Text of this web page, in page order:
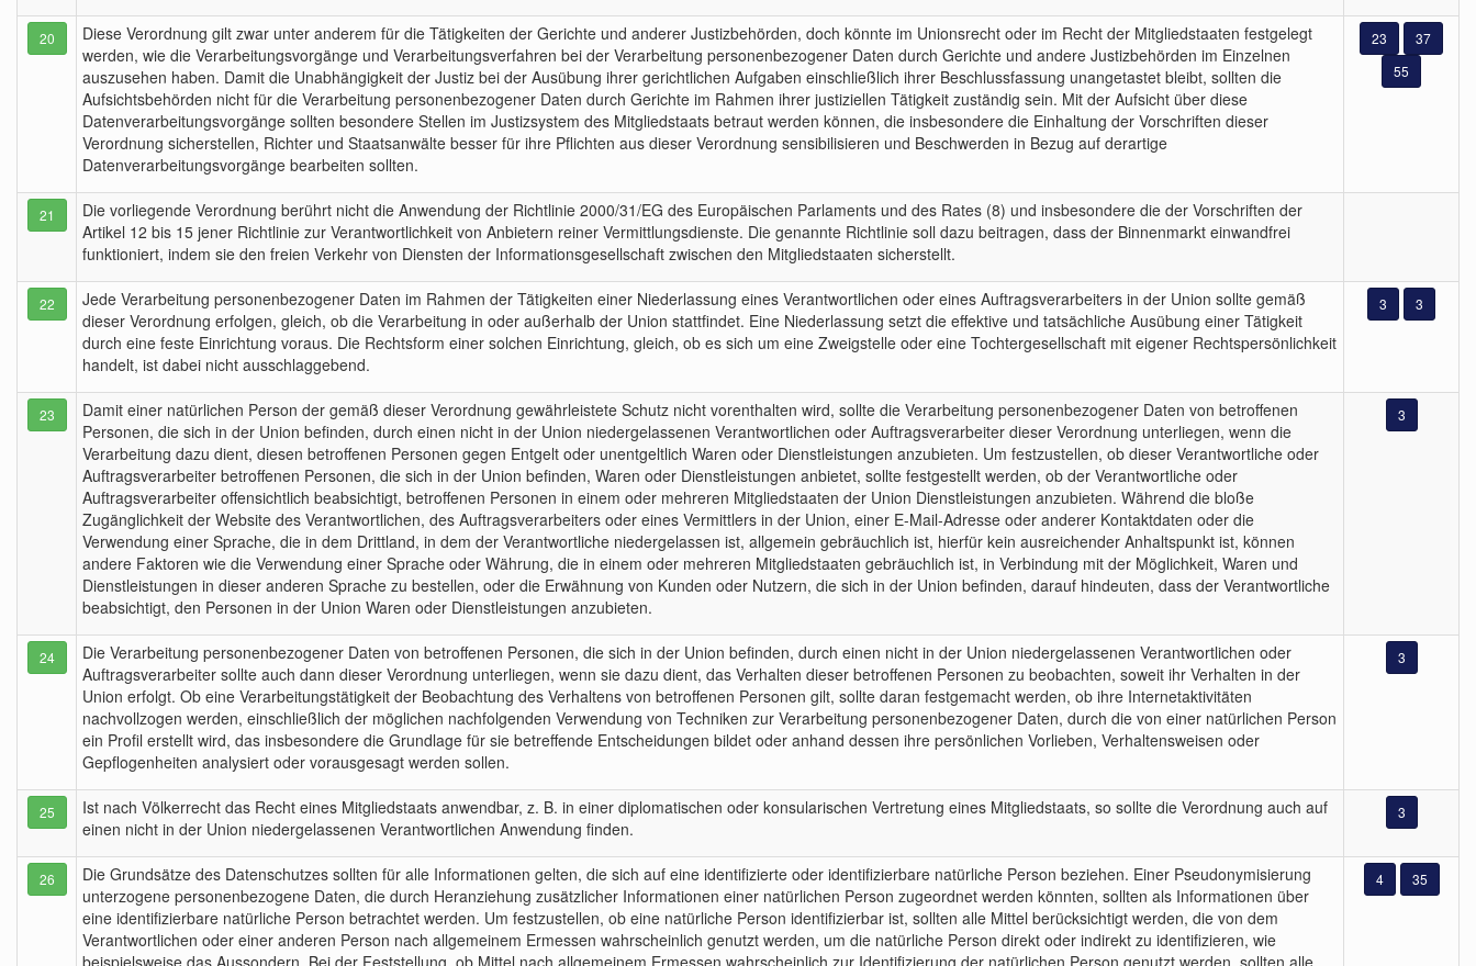
20
Diese Verordnung gilt zwar unter anderem für die Tätigkeiten der Gerichte und anderer Justizbehörden, doch könnte im Unionsrecht oder im Recht der Mitgliedstaaten festgelegt
werden, wie die Verarbeitungsvorgänge und Verarbeitungsverfahren bei der Verarbeitung personenbezogener Daten durch Gerichte und andere Justizbehörden im Einzelnen
auszusehen haben. Damit die Unabhängigkeit der Justiz bei der Ausübung ihrer gerichtlichen Aufgaben einschließlich ihrer Beschlussfassung unangetastet bleibt, sollten die
Aufsichtsbehörden nicht für die Verarbeitung personenbezogener Daten durch Gerichte im Rahmen ihrer justiziellen Tätigkeit zuständig sein. Mit der Aufsicht über diese
Datenverarbeitungsvorgänge sollten besondere Stellen im Justizsystem des Mitgliedstaats betraut werden können, die insbesondere die Einhaltung der Vorschriften dieser
Verordnung sicherstellen, Richter und Staatsanwälte besser für ihre Pflichten aus dieser Verordnung sensibilisieren und Beschwerden in Bezug auf derartige
Datenverarbeitungsvorgänge bearbeiten sollten.
23
37
55
21
Die vorliegende Verordnung berührt nicht die Anwendung der Richtlinie 2000/31/EG des Europäischen Parlaments und des Rates (8) und insbesondere die der Vorschriften der
Artikel 12 bis 15 jener Richtlinie zur Verantwortlichkeit von Anbietern reiner Vermittlungsdienste. Die genannte Richtlinie soll dazu beitragen, dass der Binnenmarkt einwandfrei
funktioniert, indem sie den freien Verkehr von Diensten der Informationsgesellschaft zwischen den Mitgliedstaaten sicherstellt.
22
Jede Verarbeitung personenbezogener Daten im Rahmen der Tätigkeiten einer Niederlassung eines Verantwortlichen oder eines Auftragsverarbeiters in der Union sollte gemäß
dieser Verordnung erfolgen, gleich, ob die Verarbeitung in oder außerhalb der Union stattfindet. Eine Niederlassung setzt die effektive und tatsächliche Ausübung einer Tätigkeit
durch eine feste Einrichtung voraus. Die Rechtsform einer solchen Einrichtung, gleich, ob es sich um eine Zweigstelle oder eine Tochtergesellschaft mit eigener Rechtspersönlichkeit
handelt, ist dabei nicht ausschlaggebend.
3 3
23
Damit einer natürlichen Person der gemäß dieser Verordnung gewährleistete Schutz nicht vorenthalten wird, sollte die Verarbeitung personenbezogener Daten von betroffenen
Personen, die sich in der Union befinden, durch einen nicht in der Union niedergelassenen Verantwortlichen oder Auftragsverarbeiter dieser Verordnung unterliegen, wenn die
Verarbeitung dazu dient, diesen betroffenen Personen gegen Entgelt oder unentgeltlich Waren oder Dienstleistungen anzubieten. Um festzustellen, ob dieser Verantwortliche oder
Auftragsverarbeiter betroffenen Personen, die sich in der Union befinden, Waren oder Dienstleistungen anbietet, sollte festgestellt werden, ob der Verantwortliche oder
Auftragsverarbeiter offensichtlich beabsichtigt, betroffenen Personen in einem oder mehreren Mitgliedstaaten der Union Dienstleistungen anzubieten. Während die bloße
Zugänglichkeit der Website des Verantwortlichen, des Auftragsverarbeiters oder eines Vermittlers in der Union, einer E-Mail-Adresse oder anderer Kontaktdaten oder die
Verwendung einer Sprache, die in dem Drittland, in dem der Verantwortliche niedergelassen ist, allgemein gebräuchlich ist, hierfür kein ausreichender Anhaltspunkt ist, können
andere Faktoren wie die Verwendung einer Sprache oder Währung, die in einem oder mehreren Mitgliedstaaten gebräuchlich ist, in Verbindung mit der Möglichkeit, Waren und
Dienstleistungen in dieser anderen Sprache zu bestellen, oder die Erwähnung von Kunden oder Nutzern, die sich in der Union befinden, darauf hindeuten, dass der Verantwortliche
beabsichtigt, den Personen in der Union Waren oder Dienstleistungen anzubieten.
3
24
Die Verarbeitung personenbezogener Daten von betroffenen Personen, die sich in der Union befinden, durch einen nicht in der Union niedergelassenen Verantwortlichen oder
Auftragsverarbeiter sollte auch dann dieser Verordnung unterliegen, wenn sie dazu dient, das Verhalten dieser betroffenen Personen zu beobachten, soweit ihr Verhalten in der
Union erfolgt. Ob eine Verarbeitungstätigkeit der Beobachtung des Verhaltens von betroffenen Personen gilt, sollte daran festgemacht werden, ob ihre Internetaktivitäten
nachvollzogen werden, einschließlich der möglichen nachfolgenden Verwendung von Techniken zur Verarbeitung personenbezogener Daten, durch die von einer natürlichen Person
ein Profil erstellt wird, das insbesondere die Grundlage für sie betreffende Entscheidungen bildet oder anhand dessen ihre persönlichen Vorlieben, Verhaltensweisen oder
Gepflogenheiten analysiert oder vorausgesagt werden sollen.
3
25
Ist nach Völkerrecht das Recht eines Mitgliedstaats anwendbar, z. B. in einer diplomatischen oder konsularischen Vertretung eines Mitgliedstaats, so sollte die Verordnung auch auf
einen nicht in der Union niedergelassenen Verantwortlichen Anwendung finden.
3
26
Die Grundsätze des Datenschutzes sollten für alle Informationen gelten, die sich auf eine identifizierte oder identifizierbare natürliche Person beziehen. Einer Pseudonymisierung
unterzogene personenbezogene Daten, die durch Heranziehung zusätzlicher Informationen einer natürlichen Person zugeordnet werden könnten, sollten als Informationen über
eine identifizierbare natürliche Person betrachtet werden. Um festzustellen, ob eine natürliche Person identifizierbar ist, sollten alle Mittel berücksichtigt werden, die von dem
Verantwortlichen oder einer anderen Person nach allgemeinem Ermessen wahrscheinlich genutzt werden, um die natürliche Person direkt oder indirekt zu identifizieren, wie
beispielsweise das Aussondern. Bei der Feststellung, ob Mittel nach allgemeinem Ermessen wahrscheinlich zur Identifizierung der natürlichen Person genutzt werden, sollten alle
4 35